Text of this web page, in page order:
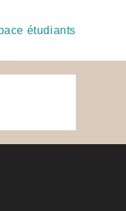
étudiants